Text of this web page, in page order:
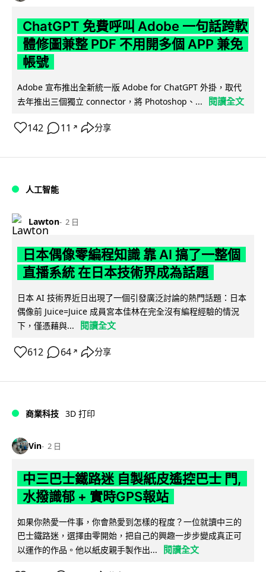
ChatGPT 免費呼叫 Adobe 一句話跨軟
體修圖兼整 PDF 不用開多個 APP 兼免
帳號
Adobe 宣布推出全新統一版 Adobe for ChatGPT 外掛，取代
去年推出三個獨立 connector，將 Photoshop、...
閱讀全文
142 11 ↗ 分享
人工智能
Lawton 2 日
日本偶像零編程知識 靠 AI 搞了一整個
直播系統 在日本技術界成為話題
日本 AI 技術界近日出現了一個引發廣泛討論的熱門話題：日本
偶像前 Juice=Juice 成員宮本佳林在完全沒有編程經驗的情況
下，僅憑藉與...
閱讀全文
612 64 ↗ 分享
商業科技 3D 打印
Vin 2 日
中三巴士鐵路迷 自製紙皮遙控巴士 門,
水撥識郁 + 實時GPS報站
如果你熱愛一件事，你會熱愛到怎樣的程度？一位就讀中三的
巴士鐵路迷，選擇由零開始，把自己的興趣一步步變成真正可
以運作的作品。他以紙皮親手製作出...
閱讀全文